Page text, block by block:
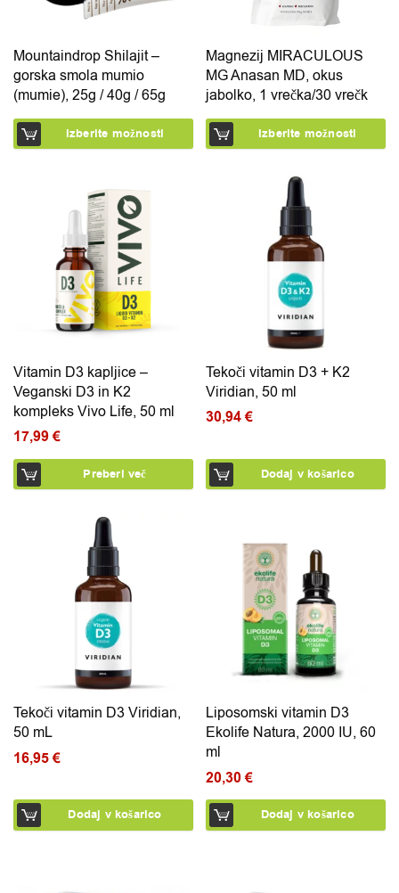
Mountaindrop Shilajit –
gorska smola mumio
(mumie), 25g / 40g / 65g
Izberite možnosti
Magnezij MIRACULOUS
MG Anasan MD, okus
jabolko, 1 vrečka/30 vrečk
Izberite možnosti
Vitamin D3 kapljice –
Veganski D3 in K2
kompleks Vivo Life, 50 ml
17,99€
Preberi več
Tekoči vitamin D3 + K2
Viridian, 50 ml
30,94€
Dodaj v košarico
Tekoči vitamin D3 Viridian,
50 mL
16,95€
Dodaj v košarico
Liposomski vitamin D3
Ekolife Natura, 2000 IU, 60
ml
20,30€
Dodaj v košarico